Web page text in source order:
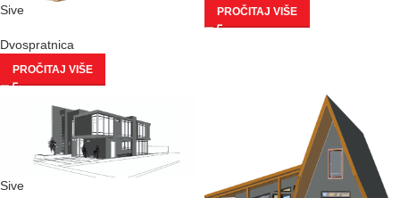
Sive
Dvospratnica
PROČITAJ VIŠE
PROČITAJ VIŠE
Sive